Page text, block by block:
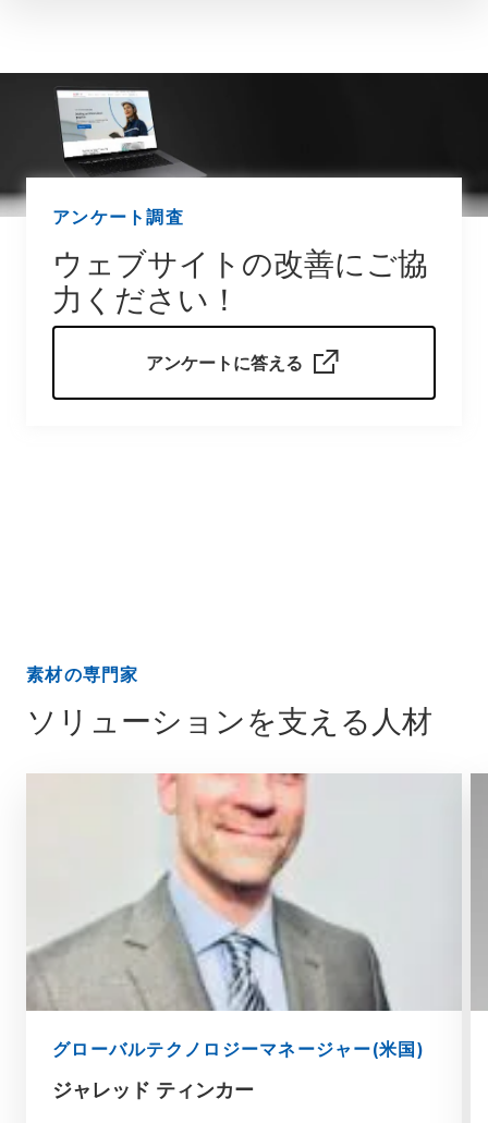
熱可塑性樹脂および複合材は非常に軽量で優れた性能を
発揮するため、金属と比べて大幅な生産性の向上とコス
ト削減を実現し、今までにない自由な設計を可能にしま
アンケート調査
ウェブサイトの改善にご協
力ください！
アンケートに答える
素材の専門家
ソリューションを支える人材
グローバルテクノロジーマネージャー(米国)
ジャレッド ティンカー